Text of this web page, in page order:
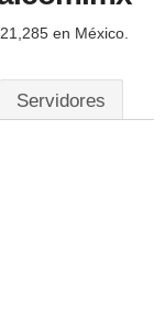
en México.
Servidores